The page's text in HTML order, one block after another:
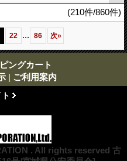
(210件/860件)
22 ... 86 次»
ングカート
| ご利用案内
. All rights reserved 古